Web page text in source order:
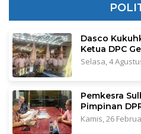
Dasco
Ketua DPC
Selasa, 4
Pemkesra
Pimpinan
Kamis, 26